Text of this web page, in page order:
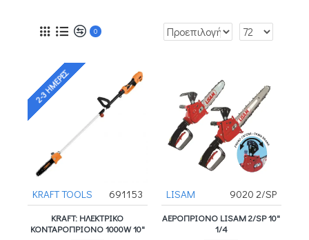
0
2-3 ΗΜΈΡΕΣ
KRAFT TOOLS 691153
KRAFT: ΗΛΕΚΤΡΙΚΟ
ΚΟΝΤΑΡΟΠΡΙΟΝΟ 1000W 10"
LISAM 9020 2/SP
ΑΕΡΟΠΡΙΟΝΟ LISAM 2/SP 10"
1/4